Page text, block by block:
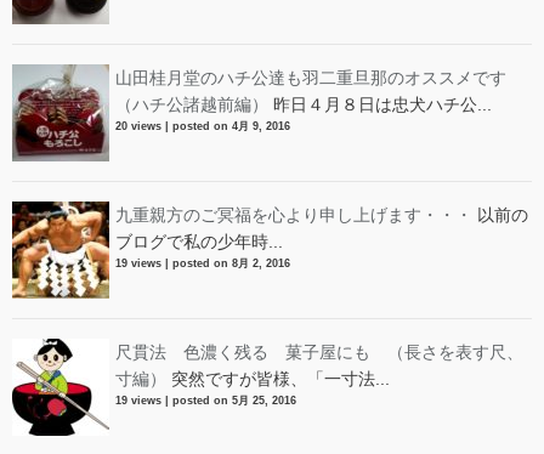
山田桂月堂のハチ公達も羽二重旦那のオススメです
（ハチ公諸越前編）
昨日４月８日は忠犬ハチ公...
20 views posted on 4月 9, 2016
九重親方のご冥福を心より申し上げます・・・
以前の
ブログで私の少年時...
19 views posted on 8月 2, 2016
尺貫法 色濃く残る 菓子屋にも （長さを表す尺、
寸編）
突然ですが皆様、「一寸法...
19 views posted on 5月 25, 2016